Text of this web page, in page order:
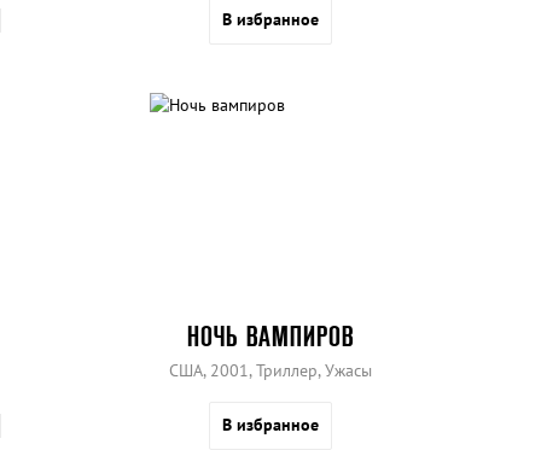
В избранное
НОЧЬ ВАМПИРОВ
США, 2001, Триллер, Ужасы
В избранное